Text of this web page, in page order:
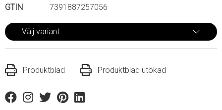
GTIN
7391887257056
Välj variant
Produktblad Produktblad utökad
FacebookInstagram
TwitterPinterestLinkedin